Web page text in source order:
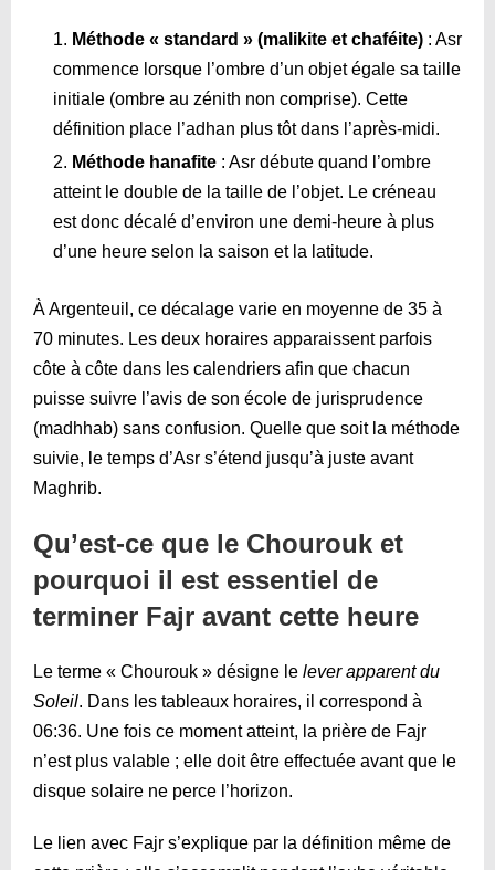
Méthode « standard » (malikite et chaféite) : Asr
commence lorsque l’ombre d’un objet égale sa taille
initiale (ombre au zénith non comprise). Cette
définition place l’adhan plus tôt dans l’après-midi.
Méthode hanafite : Asr débute quand l’ombre
atteint le double de la taille de l’objet. Le créneau
est donc décalé d’environ une demi-heure à plus
d’une heure selon la saison et la latitude.
À Argenteuil, ce décalage varie en moyenne de 35 à
70 minutes. Les deux horaires apparaissent parfois
côte à côte dans les calendriers afin que chacun
puisse suivre l’avis de son école de jurisprudence
(madhhab) sans confusion. Quelle que soit la méthode
suivie, le temps d’Asr s’étend jusqu’à juste avant
Maghrib.
Qu’est-ce que le Chourouk et
pourquoi il est essentiel de
terminer Fajr avant cette heure
Le terme « Chourouk » désigne le lever apparent du
Soleil. Dans les tableaux horaires, il correspond à
06:36. Une fois ce moment atteint, la prière de Fajr
n’est plus valable ; elle doit être effectuée avant que le
disque solaire ne perce l’horizon.
Le lien avec Fajr s’explique par la définition même de